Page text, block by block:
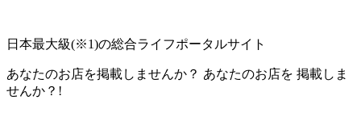
日本最大級(※1)の総合ライフポータルサイト
あなたのお店を掲載しませんか？ あなたのお店を 掲載しま
せんか？!